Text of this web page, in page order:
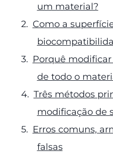
um material?
Como a
Porquê
de todo o
Três métodos
modificação de
Erros comuns,
falsas